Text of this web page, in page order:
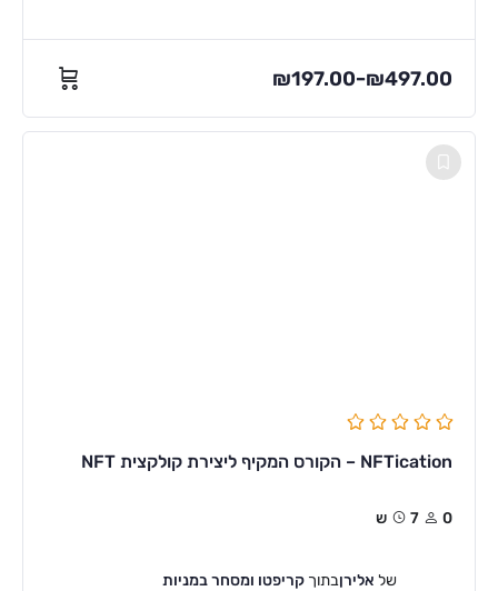
₪197.00–₪497.00
NFTication – הקורס המקיף ליצירת קולקצית NFT
0 7ש
של אלירןבתוך קריפטו ומסחר במניות